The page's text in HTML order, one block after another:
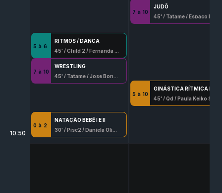
10:50
RITMOS / DANÇA
5 à 6
45' /Child 2 /Fernanda Seixo Lopes
WRESTLING
7 à 10
45' / Tatame/Jose Bonifacio Silva
NATAÇÃO BEBÊ I E II
0 à 2
30' /Pisc2 /Daniela Oliveira 8337 - G/Df
JUDÔ
7 à 10
45' / Tatame/Espaço Marques Judo
5 à 10
45' /Qd /Paula Keiko Soga